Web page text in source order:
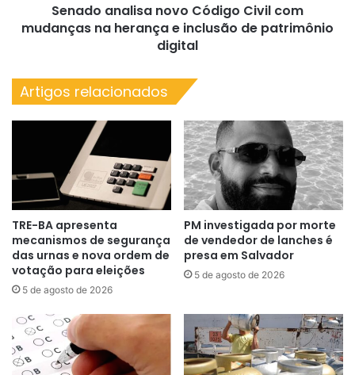
inclusão
Senado analisa novo Código Civil com
mudanças na herança e inclusão de patrimônio
digital
Artigos relacionados
TRE-BA apresenta
mecanismos de segurança
das urnas e nova ordem de
votação para eleições
5 de agosto de 2026
PM investigada por morte
de vendedor de lanches é
presa em Salvador
5 de agosto de 2026